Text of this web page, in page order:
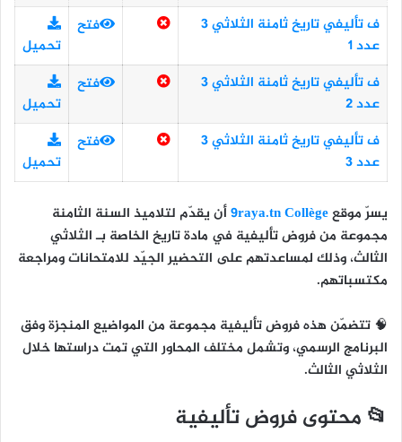
ف تأليفي تاريخ ثامنة الثلاثي 3
عدد 1
فتح
تحميل
ف تأليفي تاريخ ثامنة الثلاثي 3
عدد 2
فتح
تحميل
ف تأليفي تاريخ ثامنة الثلاثي 3
عدد 3
فتح
تحميل
يسرّ موقع9raya.tn Collègeأن يقدّم لتلاميذ السنة الثامنة
مجموعة منفروض تأليفية في مادة تاريخ الخاصة بـالثلاثي
الثالث، وذلك لمساعدتهم على التحضير الجيّد للامتحانات ومراجعة
مكتسباتهم.
🧠 تتضمّن هذه فروض تأليفية مجموعة من المواضيع المنجزة وفق
البرنامج الرسمي، وتشمل مختلف المحاور التي تمت دراستها خلال
الثلاثي الثالث.
📂 محتوى فروض تأليفية